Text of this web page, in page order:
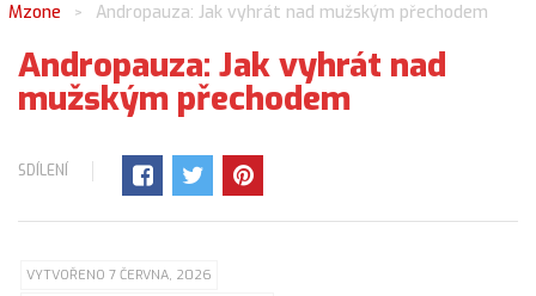
Mzone > Andropauza: Jak vyhrát nad mužským přechodem
Andropauza: Jak vyhrát nad
mužským přechodem
SDÍLENÍ
VYTVOŘENO 7 ČERVNA, 2026